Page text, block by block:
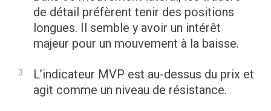
de détail préfèrent tenir des positions
longues. Il semble y avoir un intérêt
majeur pour un mouvement à la baisse.
L’indicateur MVP est au-dessus du prix et
agit comme un niveau de résistance.